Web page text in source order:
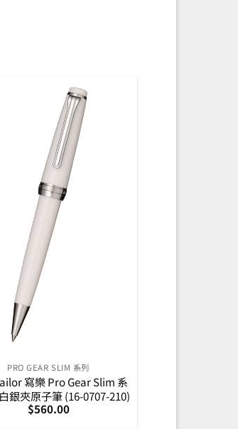
PRO GEAR SLIM 系列
寫樂 Pro Gear Slim 系
銀夾原子筆 (16-0707-210)
$560.00